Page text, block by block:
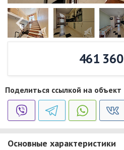
461 360
Поделиться ссылкой на объект
Основные характеристики